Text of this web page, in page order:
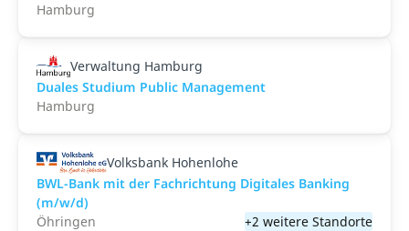
Hamburg
Verwaltung Hamburg
Duales Studium Public Management
Hamburg
Volksbank Hohenlohe
BWL-Bank mit der Fachrichtung Digitales Banking
(m/w/d)
Öhringen
+2 weitere Standorte